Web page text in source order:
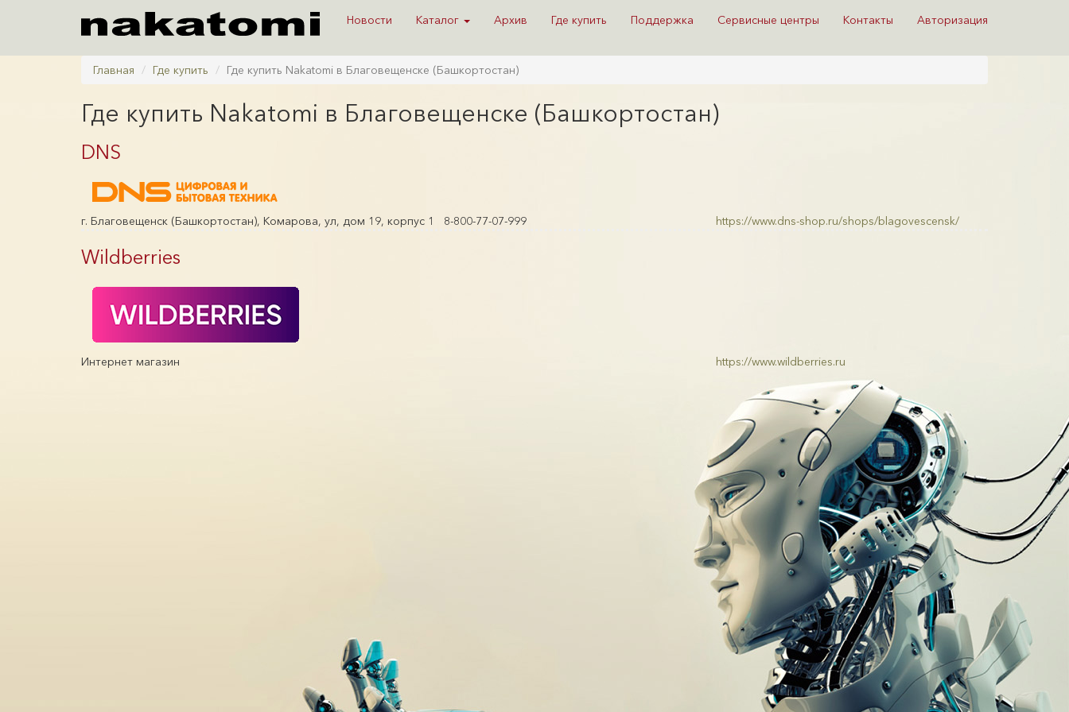
Новости Каталог Архив Где купить Поддержка Сервисные центры Контакты Авторизация
Главная Где купить Где купить Nakatomi в Благовещенске (Башкортостан)
Где купить Nakatomi в Благовещенске (Башкортостан)
DNS
г. Благовещенск (Башкортостан), Комарова, ул, дом 19, корпус 1 8-800-77-07-999 https://www.dns-shop.ru/shops/blagovescensk/
Wildberries
Интернет магазин https://www.wildberries.ru